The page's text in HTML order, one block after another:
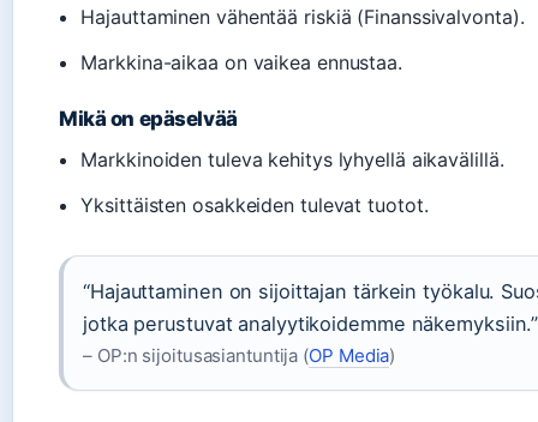
Hajauttaminen vähentää riskiä (Finanssivalvonta).
Markkina-aikaa on vaikea ennustaa.
Mikä on epäselvää
Markkinoiden tuleva kehitys lyhyellä aikavälillä.
Yksittäisten osakkeiden tulevat tuotot.
“Hajauttaminen on sijoittajan tärkein työkalu.
jotka perustuvat analyytikoidemme näkemyksiin.”
– OP:n sijoitusasiantuntija (OP Media)